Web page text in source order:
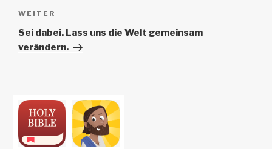
Nächster
Beitrag
WEITER
Sei dabei. Lass uns die Welt gemeinsam
verändern.